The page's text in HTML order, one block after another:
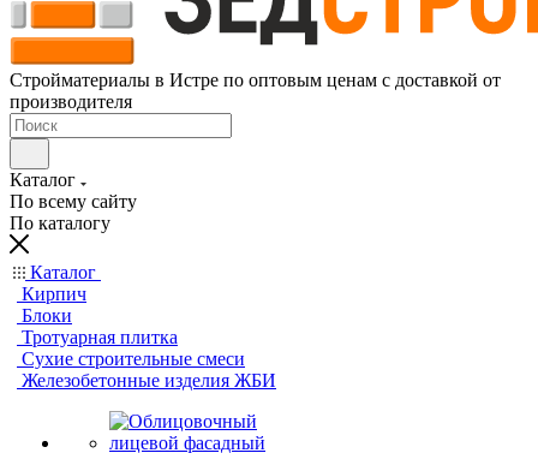
Стройматериалы в Истре по оптовым ценам с доставкой от
производителя
Каталог
По всему сайту
По каталогу
Каталог
Кирпич
Блоки
Тротуарная плитка
Сухие строительные смеси
Железобетонные изделия ЖБИ